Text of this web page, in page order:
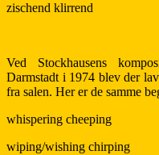
zischend klirrend
Ved Stockhausens
Darmstadt i 1974 blev der
fra salen. Her er de samme
whispering cheeping
wiping/wishing chirping